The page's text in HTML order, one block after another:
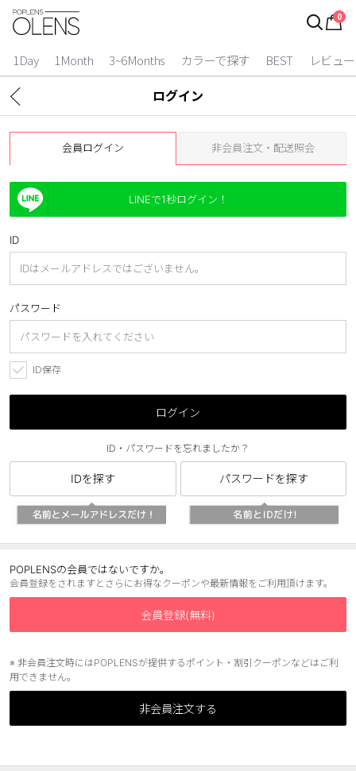
0
1Day 1Month 3~6Months カラーで探す BEST レビュー
ログイン
カラコン比較
今月限定特典
カラコン
1 Day
2 Weeks
1 Month
3~6 Months
よりどりキット
カラー
ブラック
ブルー
ピンク
透明
乱視用
ハロウィンカラコン
ケア用品
レビュー
総合掲示板
ログイン
会員ログイン 非会員注文・配送照会
LINEで1秒ログイン！
ID
パスワード
ID保存
ログイン
ID・パスワードを忘れましたか？
IDを探す パスワードを探す
POPLENSの会員ではないですか。
会員登録をされますとさらにお得なクーポンや最新情報をご利用頂けます。
会員登録(無料)
※ 非会員注文時にはPOPLENSが提供するポイント・割引クーポンなどはご利
用できません。
非会員注文する